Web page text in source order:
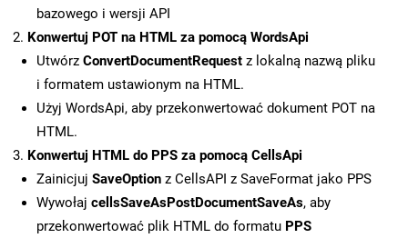
bazowego i wersji API
Konwertuj POT na HTML za pomocą WordsApi
Utwórz ConvertDocumentRequest z lokalną nazwą pliku
i formatem ustawionym na HTML.
Użyj WordsApi, aby przekonwertować dokument POT na
HTML.
Konwertuj HTML do PPS za pomocą CellsApi
Zainicjuj SaveOption z CellsAPI z SaveFormat jako PPS
Wywołaj cellsSaveAsPostDocumentSaveAs, aby
przekonwertować plik HTML do formatu PPS